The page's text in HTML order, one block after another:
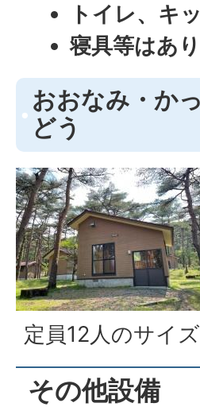
トイレ、キ
寝具等はあり
おおなみ・か
どう
定員12人のサイ
その他設備